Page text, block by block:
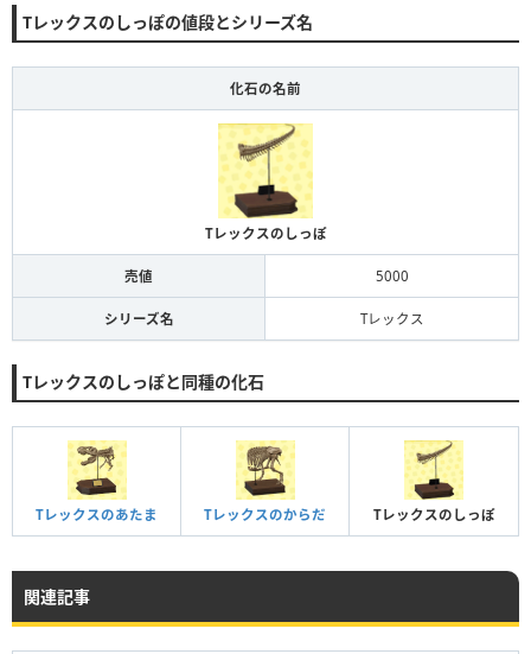
Tレックスのしっぽの値段とシリーズ名
化石の名前
Tレックスのしっぽ
売値 5000
シリーズ名 Tレックス
Tレックスのしっぽと同種の化石
Tレックスのあたま Tレックスのからだ Tレックスのしっぽ
関連記事